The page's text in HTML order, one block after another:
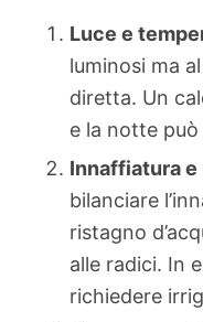
Luce e
luminosi ma
diretta. Un
e la notte
Innaffiatura e
bilanciare
ristagno
alle radici. In
richiedere